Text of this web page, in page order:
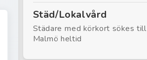
Städ/Lokalvård
Städare med körkort sökes till
Malmö heltid